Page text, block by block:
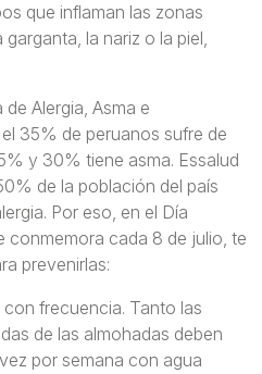
que inflaman las zonas
la nariz o la piel,
Alergia, Asma e
35% de peruanos sufre de
y 30% tiene asma. Essalud
de la población del país
Por eso, en el Día
conmemora cada 8 de julio, te
prevenirlas:
con frecuencia. Tanto las
de las almohadas deben
por semana con agua